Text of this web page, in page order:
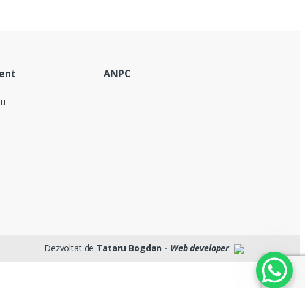
ANPC
Dezvoltat de Tataru Bogdan - Web developer.